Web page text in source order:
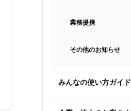
業務提携
その他のお知らせ
みんなの使い方ガイド